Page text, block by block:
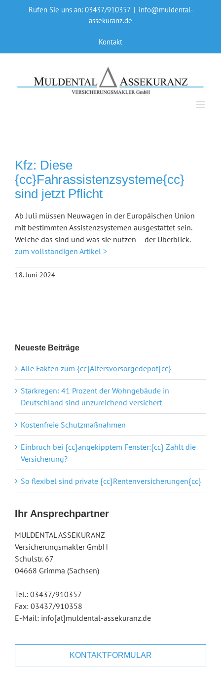
Rufen Sie uns an: 03437/910357 | info@muldental-
assekuranz.de
Kontakt
Kfz: Diese
{cc}Fahrassistenzsysteme{cc}
sind jetzt Pflicht
Ab Juli müssen Neuwagen in der Europäischen Union
mit bestimmten Assistenzsystemen ausgestattet sein.
Welche das sind und was sie nützen – der Überblick.
zum vollständigen Artikel >
18. Juni 2024
Neueste Beiträge
Alle Fakten zum {cc}Altersvorsorgedepot{cc}
Starkregen: 41 Prozent der Wohngebäude in
Deutschland sind unzureichend versichert
Kostenfreie Schutzmaßnahmen
Einbruch bei {cc}angekipptem Fenster:{cc} Zahlt die
Versicherung?
So flexibel sind private {cc}Rentenversicherungen{cc}
Ihr Ansprechpartner
MULDENTAL ASSEKURANZ
Versicherungsmakler GmbH
Schulstr. 67
04668 Grimma (Sachsen)
Tel.: 03437/910357
Fax: 03437/910358
E-Mail: info[at]muldental-assekuranz.de
KONTAKTFORMULAR